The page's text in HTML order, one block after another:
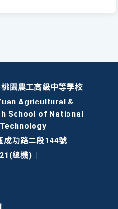
園農工高級中等學校
Agricultural &
School of National
成功路二段144號
總機)